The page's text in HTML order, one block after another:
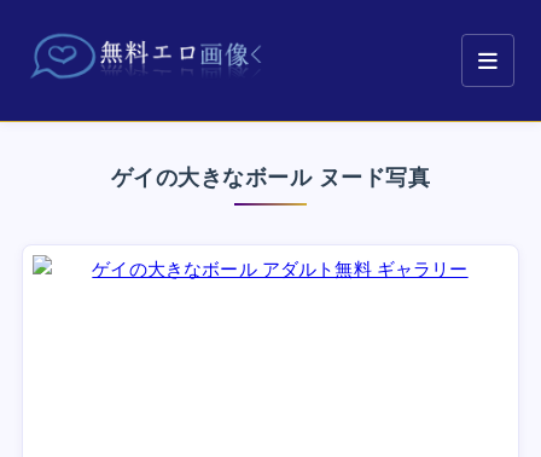
ゲイの大きなボール ヌード写真